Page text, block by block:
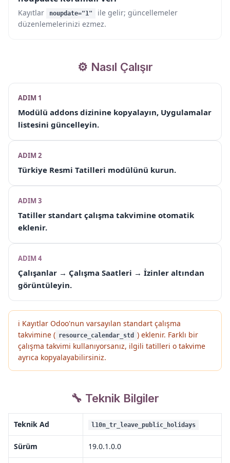
Kayıtlar noupdate="1"
ile gelir; güncellemeler
düzenlemelerinizi ezmez.
⚙️ Nasıl Çalışır
ADIM 1
Modülü addons dizinine kopyalayın, Uygulamalar
listesini güncelleyin.
ADIM 2
Türkiye Resmi Tatilleri modülünü kurun.
ADIM 3
Tatiller standart çalışma takvimine otomatik
eklenir.
ADIM 4
Çalışanlar → Çalışma Saatleri → İzinler altından
görüntüleyin.
ℹ️ Kayıtlar Odoo'nun varsayılan standart çalışma
takvimine ( resource_calendar_std ) eklenir. Farklı bir
çalışma takvimi kullanıyorsanız, ilgili tatilleri o takvime
ayrıca kopyalayabilirsiniz.
🔧 Teknik Bilgiler
Teknik Ad l10n_tr_leave_public_holidays
Sürüm 19.0.1.0.0